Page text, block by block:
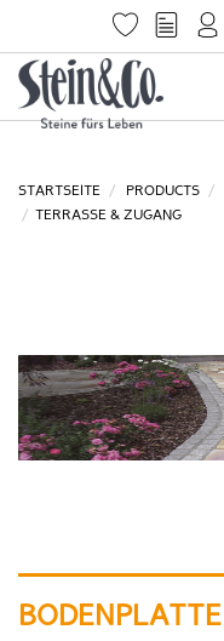
STARTSEITE PRODUCTS
TERRASSE & ZUGANG
BODENPLATTE